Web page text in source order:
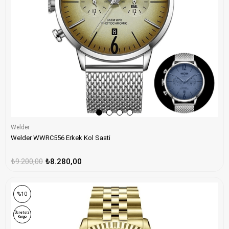
Welder
Welder WWRC556 Erkek Kol Saati
₺8.280,00
₺9.200,00
%10
Ücretsiz
Kargo